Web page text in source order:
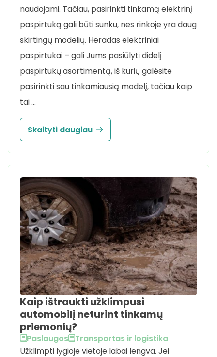
naudojami. Tačiau, pasirinkti tinkamą elektrinį
paspirtuką gali būti sunku, nes rinkoje yra daug
skirtingų modelių. Heradas elektriniai
paspirtukai – gali Jums pasiūlyti didelį
paspirtukų asortimentą, iš kurių galėsite
pasirinkti sau tinkamiausią modelį, tačiau kaip
tai …
Skaityti daugiau
Kaip ištraukti užklimpusi
automobilį neturint tinkamų
priemonių?
Paslaugos
Transportas ir logistika
Užklimpti lygioje vietoje labai lengva. Jei